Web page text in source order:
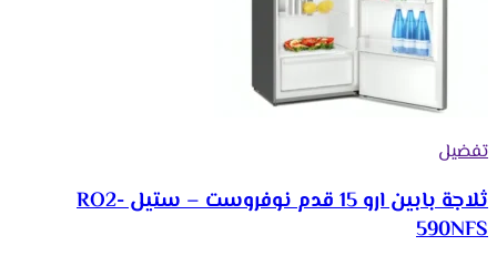
تفضيل
ثلاجة بابين ارو 15 قدم نوفروست – ستيل RO2-
590NFS